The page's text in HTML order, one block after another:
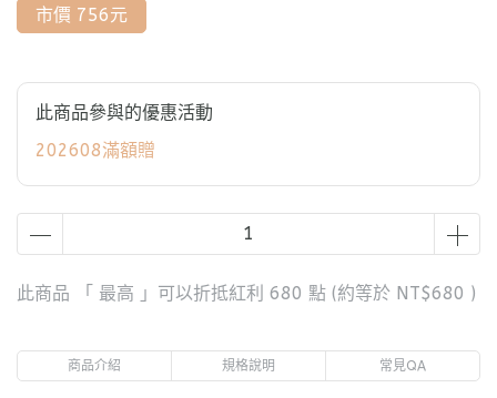
市價 756元
此商品參與的優惠活動
202608滿額贈
此商品 「 最高 」可以折抵紅利 680 點 (約等於 NT$680 )
商品介紹 規格說明 常見QA